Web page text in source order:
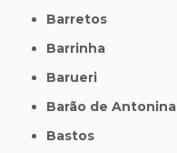
Barretos
Barrinha
Barueri
Barão de Antonina
Bastos